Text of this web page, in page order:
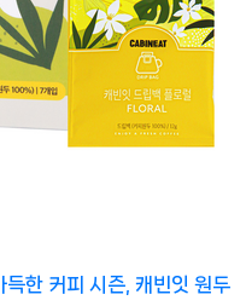
한 커피 시즌, 캐빈잇 원두